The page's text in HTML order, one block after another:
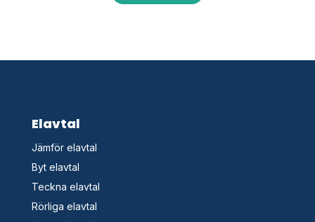
Elavtal
Jämför elavtal
Byt elavtal
Teckna elavtal
Rörliga elavtal